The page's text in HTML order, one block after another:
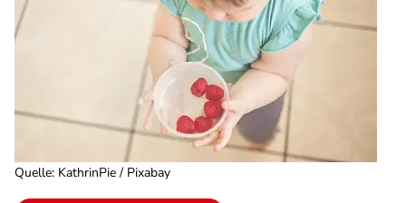
Quelle: KathrinPie / Pixabay